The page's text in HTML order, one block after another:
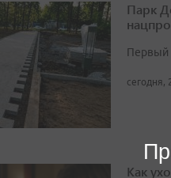
Парк
Первый
сегодня,
Как